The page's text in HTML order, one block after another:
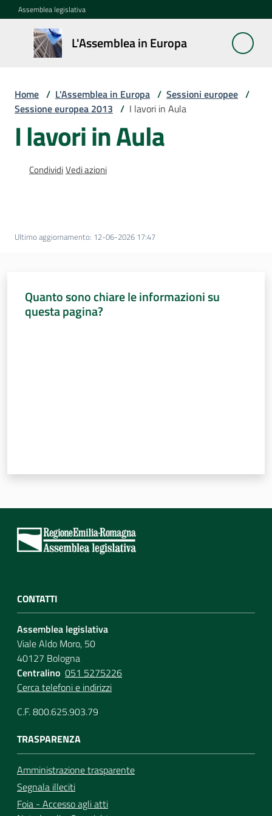
Vai al contenuto
Vai alla navigazione
Vai al footer
Assemblea legislativa
L'Assemblea in Europa
L'Assemblea
in Europa
Cos'è
Sessione
europea
europee
Menu selezionato
Notizie
Argomenti
Per i media
Home / L'Assemblea in Europa / Sessioni europee /
Sessione europea 2013 / I lavori in Aula
I lavori in Aula
CondividiVedi azioni
Ultimo aggiornamento: 12-06-2026 17:47
Quanto sono chiare le informazioni su
questa pagina?
CONTATTI
Assemblea legislativa
Viale Aldo Moro, 50
40127 Bologna
Centralino 051 5275226
Cerca telefoni e indirizzi
C.F. 800.625.903.79
TRASPARENZA
Amministrazione trasparente
Segnala illeciti
Foia - Accesso agli atti